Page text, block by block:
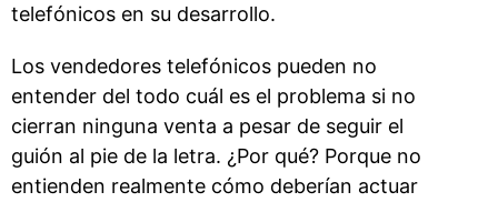
telefónicos en su desarrollo.
Los vendedores telefónicos pueden no
entender del todo cuál es el problema si no
cierran ninguna venta a pesar de seguir el
guión al pie de la letra. ¿Por qué? Porque no
entienden realmente cómo deberían actuar